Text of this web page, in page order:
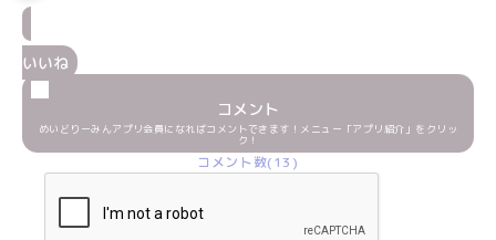
いいね
コメント
めいどりーみんアプリ会員になればコメントできます！メニュー「アプリ紹介」をクリッ
ク！
コメント数(13)